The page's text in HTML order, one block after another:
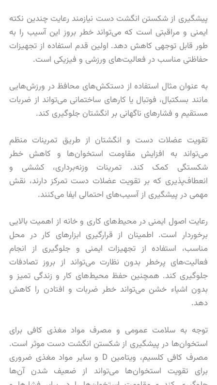
پیشگیری از شکستن انگشت دست نیازمند رعایت چندین نکته
ایمنی و مراقبتی است که می‌تواند خطر بروز این آسیب را به
طور قابل توجهی کاهش دهد. اولین قدم استفاده از تجهیزات
حفاظتی مناسب در فعالیت‌های ورزشی و فیزیکی است.
به عنوان مثال استفاده از دستکش‌های محافظ در ورزش‌هایی
مانند بسکتبال، فوتبال یا کارهای ساختمانی می‌تواند از ضربات
مستقیم و فشارهای ناگهانی بر انگشتان جلوگیری کند.
تقویت عضلات دست و انگشتان از طریق تمرینات منظم
می‌تواند به افزایش مقاومت استخوان‌ها و کاهش خطر
شکستگی کمک کند. تمرینات وزنه‌برداری، کششی و
انعطاف‌پذیری که بر تقویت عضلات دست تمرکز دارند، نقش
مهمی در پیشگیری از آسیب‌های احتمالی ایفا می‌کنند.
رعایت اصول ایمنی در محیط‌های کاری و خانه از اهمیت بالایی
برخوردار است. اطمینان از قرارگیری ابزارهای کار در محل
مناسب، استفاده از تجهیزات ایمنی و جلوگیری از انجام
فعالیت‌های پرخطر بدون نظارت می‌تواند از بروز تصادفات
جلوگیری کند. همچنین حفظ محیط‌های کار و زندگی تمیز و
بدون اشیاء خشن می‌تواند خطر ضربات و افتادن را کاهش
دهد.
توجه به سلامت عمومی و مصرف مواد مغذی کافی برای
استخوان‌ها در پیشگیری از شکستن انگشت دست موثر است.
مصرف کافی کلسیم، ویتامین D و سایر مواد مغذی ضروری
برای تقویت استخوان‌ها می‌تواند از ضعیف شدن آن‌ها